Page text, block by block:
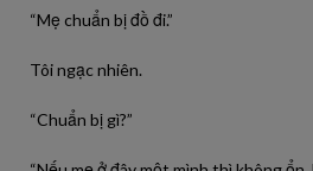
“Mẹ chuẩn bị đồ đi.”
Tôi ngạc nhiên.
“Chuẩn bị gì?”